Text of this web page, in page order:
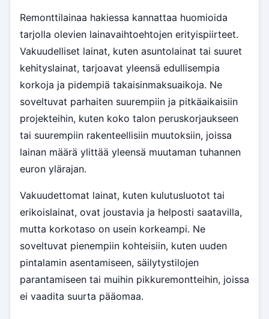
Remonttilainaa hakiessa kannattaa huomioida
tarjolla olevien lainavaihtoehtojen erityispiirteet.
Vakuudelliset lainat, kuten asuntolainat tai suuret
kehityslainat, tarjoavat yleensä edullisempia
korkoja ja pidempiä takaisinmaksuaikoja. Ne
soveltuvat parhaiten suurempiin ja pitkäaikaisiin
projekteihin, kuten koko talon peruskorjaukseen
tai suurempiin rakenteellisiin muutoksiin, joissa
lainan määrä ylittää yleensä muutaman tuhannen
euron ylärajan.
Vakuudettomat lainat, kuten kulutusluotot tai
erikoislainat, ovat joustavia ja helposti saatavilla,
mutta korkotaso on usein korkeampi. Ne
soveltuvat pienempiin kohteisiin, kuten uuden
pintalamin asentamiseen, säilytystilojen
parantamiseen tai muihin pikkuremontteihin, joissa
ei vaadita suurta pääomaa.